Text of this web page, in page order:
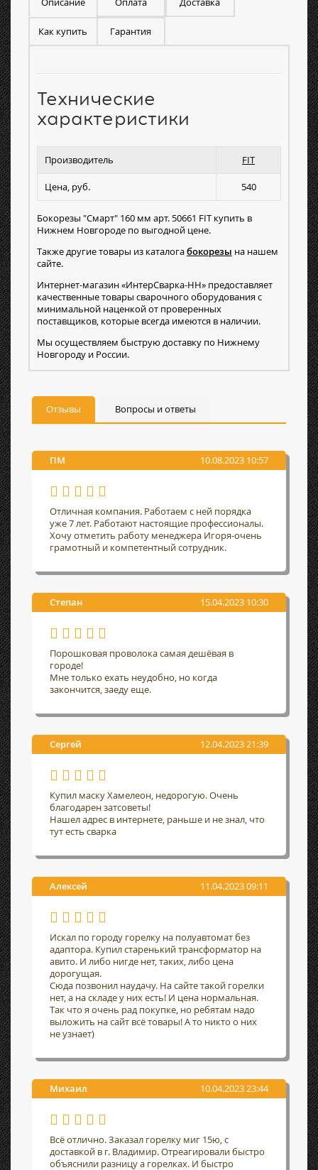
Как купить Гарантия
Технические
характеристики
Производитель FIT
Цена, руб. 540
Бокорезы "Смарт" 160 мм арт. 50661 FIT купить в
Нижнем Новгороде по выгодной цене.
Также другие товары из каталогабокорезы на нашем
сайте.
Интернет-магазин «ИнтерСварка-НН» предоставляет
качественные товары сварочного оборудования с
минимальной наценкой от проверенных
поставщиков, которые всегда имеются в наличии.
Мы осуществляем быструю доставку по Нижнему
Новгороду и России.
Отзывы Вопросы и ответы
ПМ 10.08.2023 10:57
Отличная компания. Работаем с ней порядка
уже 7 лет. Работают настоящие профессионалы.
Хочу отметить работу менеджера Игоря-очень
грамотный и компетентный сотрудник.
Степан 15.04.2023 10:30
Порошковая проволока самая дешёвая в
городе!
Мне только ехать неудобно, но когда
закончится, заеду еще.
Сергей 12.04.2023 21:39
Купил маску Хамелеон, недорогую. Очень
благодарен затсоветы!
Нашел адрес в интернете, раньше и не знал, что
тут есть сварка
Алексей 11.04.2023 09:11
Искал по городу горелку на полуавтомат без
адаптора. Купил старенький трансформатор на
авито. И либо нигде нет, таких, либо цена
дорогущая.
Сюда позвонил наудачу. На сайте такой горелки
нет, а на складе у них есть! И цена нормальная.
Так что я очень рад покупке, но ребятам надо
выложить на сайт всё товары! А то никто о них
не узнает)
Михаил 10.04.2023 23:44
Всё отлично. Заказал горелку миг 15ю, с
доставкой в г. Владимир. Отреагировали быстро
объяснили разницу а горелках. И быстро